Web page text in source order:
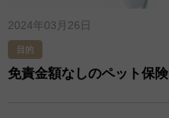
2024年03月26日
目的
免責金額なしのペット保険